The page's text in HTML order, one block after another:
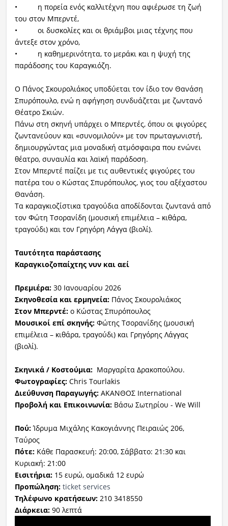
• η πορεία ενός καλλιτέχνη που αφιέρωσε τη ζωή
του στον Μπερντέ,
• οι δυσκολίες και οι θριάμβοι μιας τέχνης που
άντεξε στον χρόνο,
• η καθημερινότητα, το μεράκι και η ψυχή της
παράδοσης του Καραγκιόζη.
Ο Πάνος Σκουρολιάκος υποδύεται τον ίδιο τον Θανάση
Σπυρόπουλο, ενώ η αφήγηση συνδυάζεται με ζωντανό
Θέατρο Σκιών.
Πάνω στη σκηνή υπάρχει ο Μπερντές, όπου οι φιγούρες
ζωντανεύουν και «συνομιλούν» με τον πρωταγωνιστή,
δημιουργώντας μια μοναδική ατμόσφαιρα που ενώνει
θέατρο, συναυλία και λαϊκή παράδοση.
Στον Μπερντέ παίζει με τις αυθεντικές φιγούρες του
πατέρα του ο Κώστας Σπυρόπουλος, γιος του αξέχαστου
Θανάση.
Τα καραγκιοζίστικα τραγούδια αποδίδονται ζωντανά από
τον Φώτη Τσορανίδη (μουσική επιμέλεια – κιθάρα,
τραγούδι) και τον Γρηγόρη Λάγγα (βιολί).
Ταυτότητα παράστασης
Καραγκιοζοπαίχτης νυν και αεί
Πρεμιέρα:30 Ιανουαρίου 2026
Σκηνοθεσία και ερμηνεία:Πάνος Σκουρολιάκος
Στον Μπερντέ:ο Κώστας Σπυρόπουλος
Μουσικοί επί σκηνής:Φώτης Τσορανίδης (μουσική
επιμέλεια – κιθάρα, τραγούδι) και Γρηγόρης Λάγγας
(βιολί).
Σκηνικά / Κοστούμια: Μαργαρίτα Δρακοπούλου.
Φωτογραφίες:Chris Tourlakis
Διεύθυνση Παραγωγής: ΑΚΑΝΘΟΣ International
Προβολή και Επικοινωνία:Βάσω Σωτηρίου - We Will
Πού:Ίδρυμα Μιχάλης Κακογιάννης Πειραιώς 206,
Ταύρος
Πότε:Κάθε Παρασκευή: 20:00, Σάββατο: 21:30 και
Κυριακή: 21:00
Εισιτήρια: 15 ευρώ, ομαδικά 12 ευρώ
Προπώληση: ticket services
Τηλέφωνο κρατήσεων:210 3418550
Διάρκεια: 90 λεπτά